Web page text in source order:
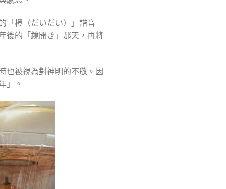
「橙（だいだい）」諧音
後的「鏡開き」那天，再將
也被視為對神明的不敬。因
」。